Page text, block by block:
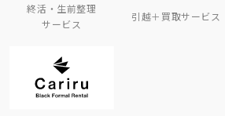
終活・生前整理
サービス
引越＋買取サービス